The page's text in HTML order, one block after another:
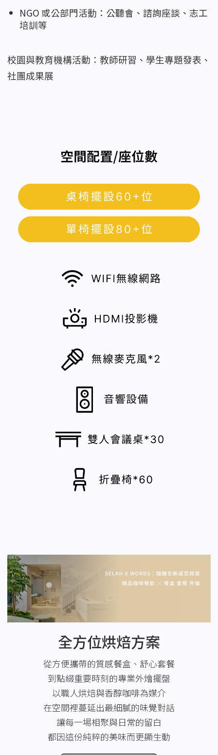
NGO 或公部門活動：公聽會、諮詢座談、志工
培訓等
校園與教育機構活動：教師研習、學生專題發表、
社團成果展
全方位烘焙方案
從方便攜帶的質感餐盒、舒心套餐
到點綴重要時刻的專業外燴擺盤
以職人烘焙與香醇咖啡為媒介
在空間裡蔓延出最細膩的味覺對話
讓每一場相聚與日常的留白
都因這份純粹的美味而更顯生動